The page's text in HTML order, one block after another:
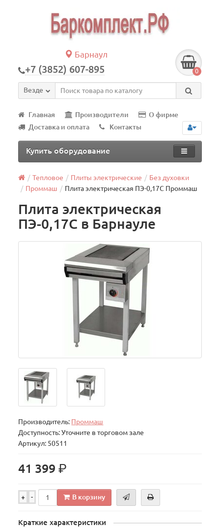
Барнаул
+7 (3852) 607-895 0
Везде
Главная Производители
О фирме
Доставка и оплата
Контакты
Купить оборудование
Тепловое Плиты электрические
Без духовки
Проммаш
Плита электрическая ПЭ-0,17С Проммаш
Плита электрическая
ПЭ-0,17С в Барнауле
Производитель: Проммаш
Доступность: Уточните в торговом зале
Артикул: 50511
41 399р.
+ - В корзину
Краткие характеристики